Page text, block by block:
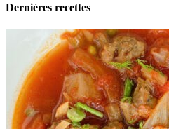
Dernières recettes